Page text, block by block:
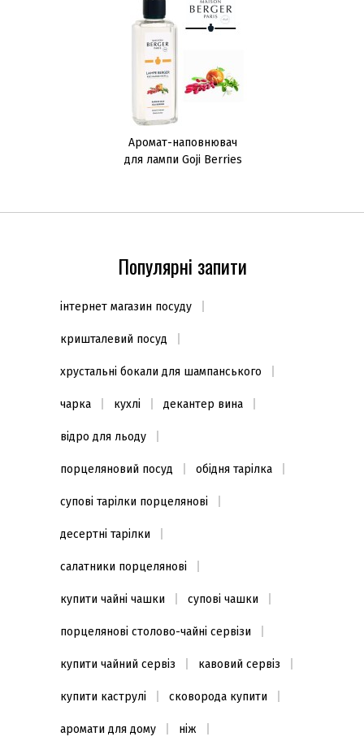
Аромат-наповнювач
для лампи Goji Berries
Популярні запити
інтернет магазин посуду
кришталевий посуд
хрустальні бокали для шампанського
чарка кухлі декантер вина
відро для льоду
порцеляновий посуд обідня тарілка
супові тарілки порцелянові
десертні тарілки
салатники порцелянові
купити чайні чашки супові чашки
порцелянові столово-чайні сервізи
купити чайний сервіз кавовий сервіз
купити каструлі сковорода купити
аромати для дому ніж